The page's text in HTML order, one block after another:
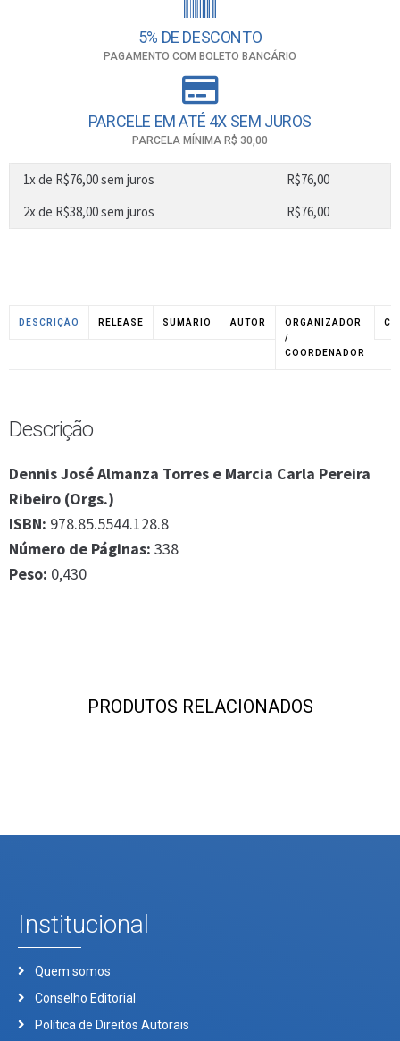
5% DE DESCONTO
PAGAMENTO COM BOLETO BANCÁRIO
PARCELE EM ATÉ 4X SEM JUROS
PARCELA MÍNIMA R$ 30,00
1x de R$76,00sem juros R$76,00
2x de R$38,00sem juros R$76,00
DESCRIÇÃO RELEASE SUMÁRIO AUTOR
ORGANIZADOR
/
COORDENADOR
Descrição
Dennis José Almanza Torres e Marcia Carla Pereira
Ribeiro (Orgs.)
ISBN: 978.85.5544.128.8
Número de Páginas: 338
Peso: 0,430
PRODUTOS RELACIONADOS
Institucional
Quem somos
Conselho Editorial
Política de Direitos Autorais